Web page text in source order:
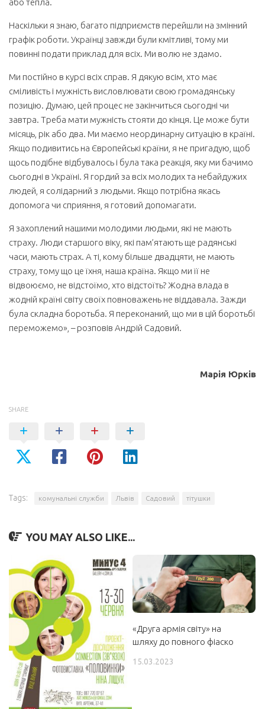
або тепла.
Наскільки я знаю, багато підприємств перейшли на змінний
графік роботи. Українці завжди були кмітливі, тому ми
повинні подати приклад для всіх. Ми волю не здамо.
Ми постійно в курсі всіх справ. Я дякую всім, хто має
сміливість і мужність висловлювати свою громадянську
позицію. Думаю, цей процес не закінчиться сьогодні чи
завтра. Треба мати мужність стояти до кінця. Це може бути
місяць, рік або два. Ми маємо неординарну ситуацію в країні.
Якщо подивитись на Європейські країни, я не пригадую, щоб
щось подібне відбувалось і була така реакція, яку ми бачимо
сьогодні в Україні. Я гордий за всіх молодих та небайдужих
людей, я солідарний з людьми. Якщо потрібна якась
допомога чи сприяння, я готовий допомагати.
Я захоплений нашими молодими людьми, які не мають
страху. Люди старшого віку, які пам’ятають ще радянські
часи, мають страх. А ті, кому більше двадцяти, не мають
страху, тому що це їхня, наша країна. Якщо ми її не
відвоюємо, не відстоїмо, хто відстоїть? Жодна влада в
жодній країні світу своїх повноважень не віддавала. Зажди
була складна боротьба. Я переконаний, що ми в цій боротьбі
переможемо», – розповів Андрій Садовий.
Марія Юрків
SHARE
Tags: комунальні служби Львів Садовий тітушки
YOU MAY ALSO LIKE...
«Друга армія світу» на
шляху до повного фіаско
15.03.2023